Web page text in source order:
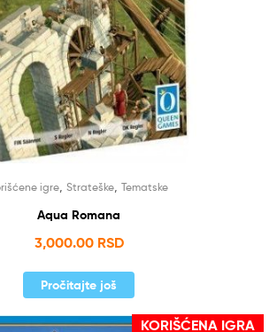
igre Strateške Tematske
Aqua Romana
3,000.00 RSD
Pročitajte još
KORIŠĆENA IGRA